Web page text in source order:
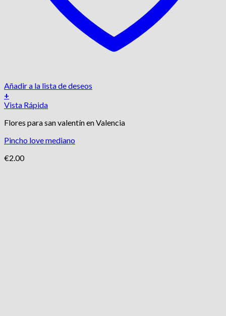
Añadir a la lista de deseos
+
Vista Rápida
Flores para san valentín en Valencia
Pincho love mediano
€2.00